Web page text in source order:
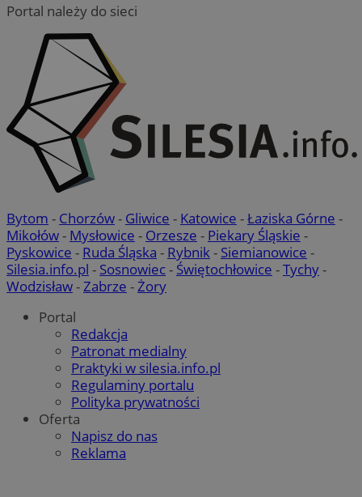
Portal należy do sieci
Bytom - Chorzów- Gliwice - Katowice -Łaziska Górne -
Mikołów- Mysłowice - Orzesze - Piekary Śląskie -
Pyskowice - Ruda Śląska - Rybnik- Siemianowice -
Silesia.info.pl - Sosnowiec- Świętochłowice -Tychy-
Wodzisław-Zabrze -Żory
Portal
Redakcja
Patronat medialny
Praktyki w silesia.info.pl
Regulaminy portalu
Polityka prywatności
Oferta
Napisz do nas
Reklama